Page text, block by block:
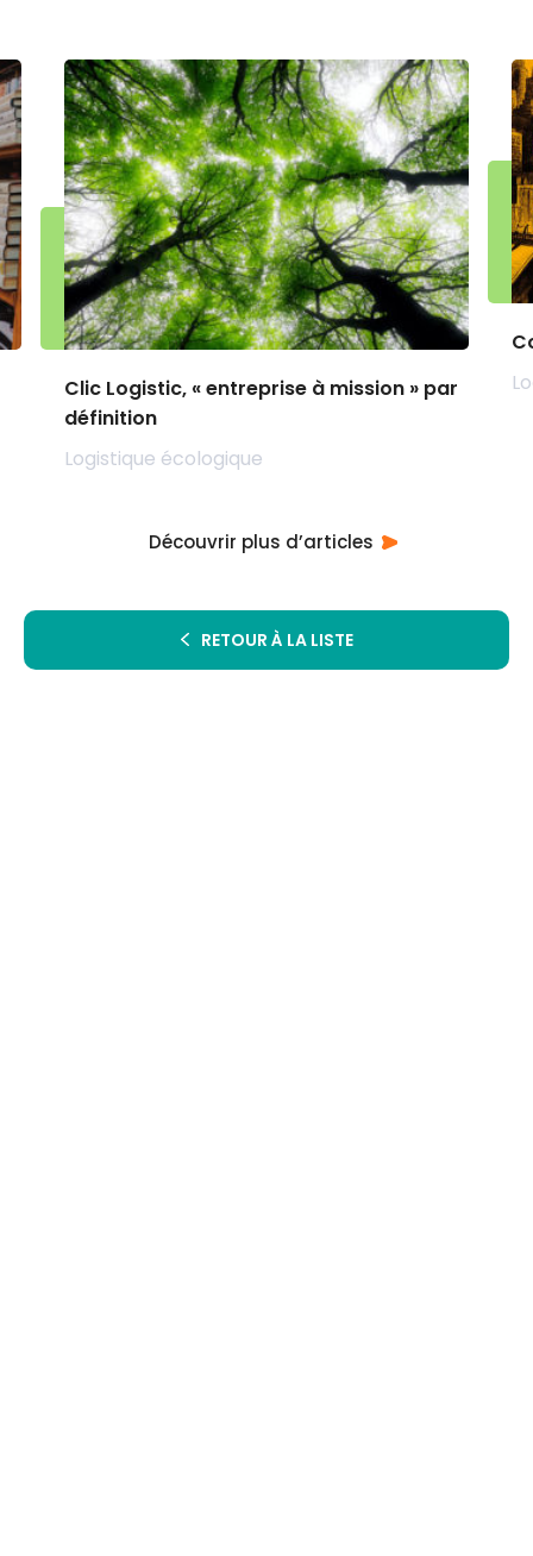
Clic Logistic, « entreprise à mission » par
définition
Logistique écologique
Découvrir plus d’articles
RETOUR À LA LISTE